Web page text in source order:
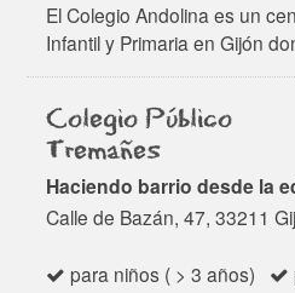
El Colegio Andolina es un
Infantil y Primaria en Gijón
Colegio Público
Tremañes
Haciendo barrio desde la
Calle de Bazán, 47, 33211
para niños ( > 3 años)